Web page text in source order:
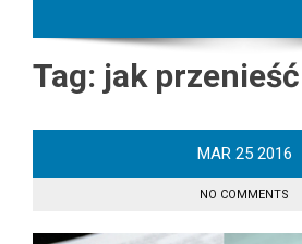
Tag: jak
MAR 25 2016
NO COMMENTS